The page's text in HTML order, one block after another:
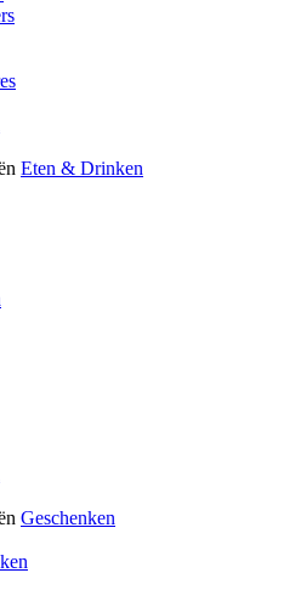
Eten & Drinken
Geschenken